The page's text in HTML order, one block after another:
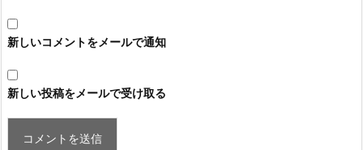
新しいコメントをメールで通知
新しい投稿をメールで受け取る